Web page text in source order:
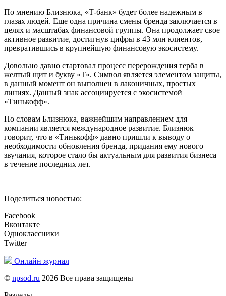
По мнению Близнюка, «Т-банк» будет более надежным в
глазах людей. Еще одна причина смены бренда заключается в
целях и масштабах финансовой группы. Она продолжает свое
активное развитие, достигнув цифры в 43 млн клиентов,
превратившись в крупнейшую финансовую экосистему.
Довольно давно стартовал процесс перерождения герба в
желтый щит и букву «Т». Символ является элементом защиты,
в данный момент он выполнен в лаконичных, простых
линиях. Данный знак ассоциируется с экосистемой
«Тинькофф».
По словам Близнюка, важнейшим направлением для
компании является международное развитие. Близнюк
говорит, что в «Тинькофф» давно пришли к выводу о
необходимости обновления бренда, придания ему нового
звучания, которое стало бы актуальным для развития бизнеса
в течение последних лет.
Поделиться новостью:
Facebook
Вконтакте
Одноклассники
Twitter
Онлайн журнал
© npsod.ru 2026 Все права защищены